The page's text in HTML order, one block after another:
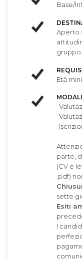
Base/
Aperto
gruppo.
Età
-
-
-
parte,
(CV e
.pdf)
sette
Esiti
I